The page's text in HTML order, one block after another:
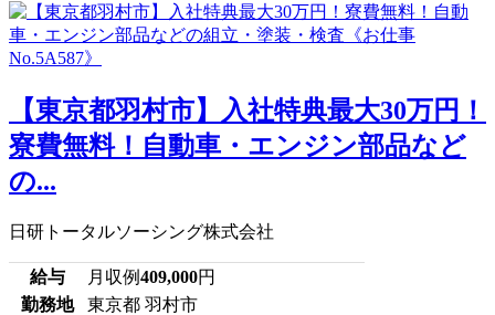
【東京都羽村市】入社特典最大30万円！
寮費無料！自動車・エンジン部品など
の...
日研トータルソーシング株式会社
給与 月収例409,000円
勤務地
東京都 羽村市